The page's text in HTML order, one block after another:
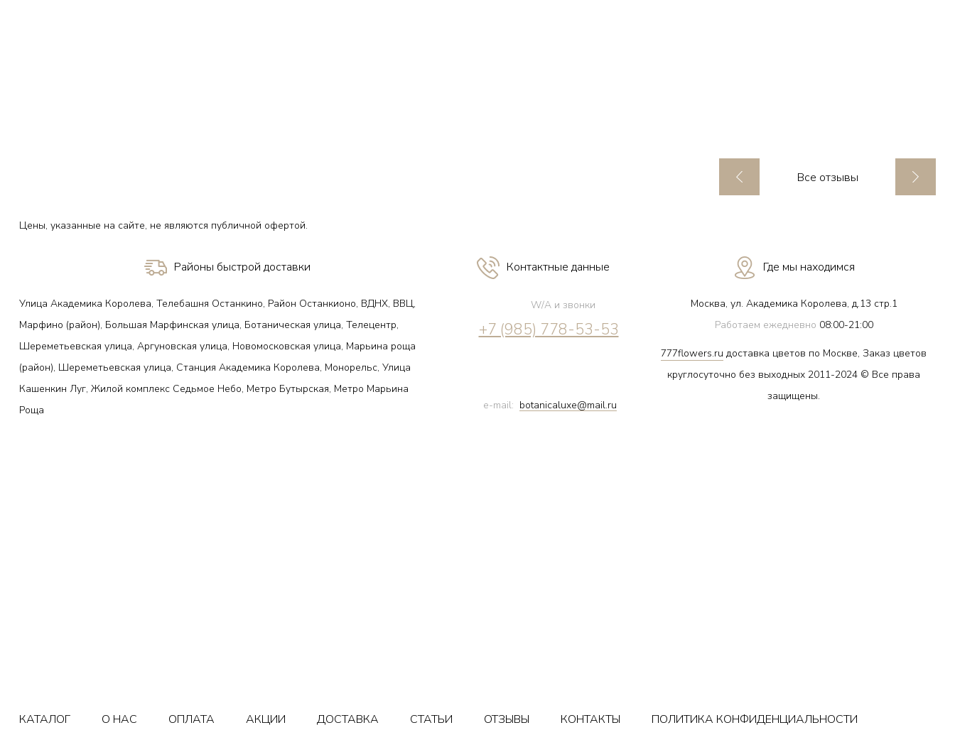
Все отзывы
Цены, указанные на сайте, не являются публичной офертой.
Районы быстрой доставки
Улица Академика Королева, Телебашня Останкино, Район Останкионо, ВДНХ, ВВЦ,
Марфино (район), Большая Марфинская улица, Ботаническая улица, Телецентр,
Шереметьевская улица, Аргуновская улица, Новомосковская улица, Марьина роща
(район), Шереметьевская улица, Станция Академика Королева, Монорельс, Улица
Кашенкин Луг, Жилой комплекс Седьмое Небо, Метро Бутырская, Метро Марьина
Роща
Контактные данные
W/A и звонки
+7 (985) 778-53-53
e-mail: botanicaluxe@mail.ru
Где мы находимся
Москва, ул. Академика Королева, д.13 стр.1
Работаем ежедневно 08:00-21:00
777flowers.ru доставка цветов по Москве, Заказ цветов
круглосуточно без выходных 2011-2024 © Все права
защищены.
КАТАЛОГ О НАС ОПЛАТА АКЦИИ ДОСТАВКА СТАТЬИ ОТЗЫВЫ КОНТАКТЫ ПОЛИТИКА КОНФИДЕНЦИАЛЬНОСТИ